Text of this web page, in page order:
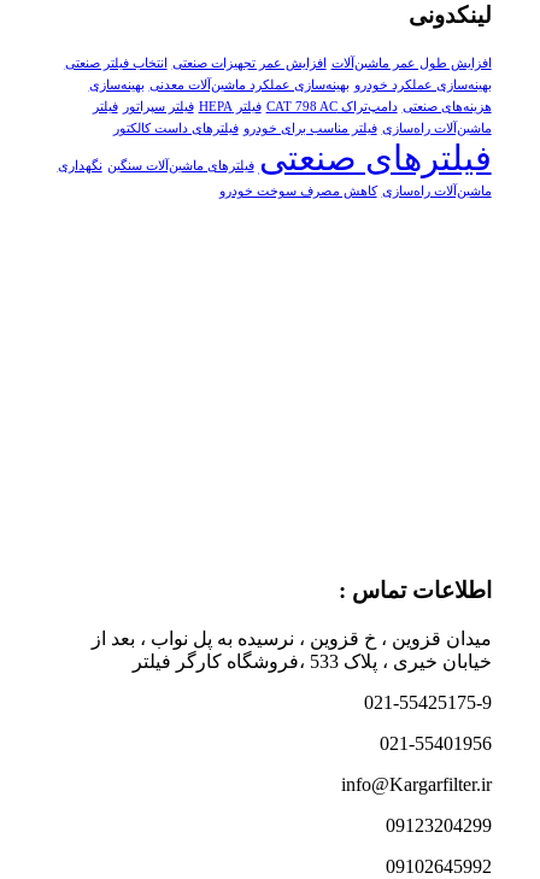
لینکدونی
افزایش طول عمر ماشین‌آلات افزایش عمر تجهیزات صنعتی
انتخاب فیلتر صنعتی
بهینه‌سازی عملکرد خودرو بهینه‌سازی عملکرد ماشین‌آلات معدنی بهینه‌سازی
هزینه‌های صنعتی دامپ‌تراک CAT 798 AC فیلتر HEPA فیلتر سپراتور
فیلتر
ماشین‌آلات راه‌سازی فیلتر مناسب برای خودرو فیلترهای داست کالکتور
فیلترهای صنعتی فیلترهای ماشین‌آلات سنگین نگهداری
ماشین‌آلات راه‌سازی کاهش مصرف سوخت خودرو
اطلاعات تماس :
میدان قزوین ، خ قزوین ، نرسیده به پل نواب ، بعد از
خیابان خیری ، پلاک 533 ،فروشگاه کارگر فیلتر
021-55425175-9
021-55401956
info@Kargarfilter.ir
09123204299
09102645992